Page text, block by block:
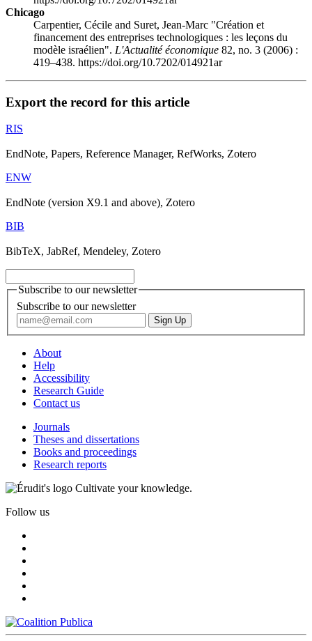
Chicago
Carpentier, Cécile and Suret, Jean-Marc "Création et
financement des entreprises technologiques : les leçons du
modèle israélien". L'Actualité économique 82, no. 3 (2006) :
419–438. https://doi.org/10.7202/014921ar
Export the record for this article
RIS
EndNote, Papers, Reference Manager, RefWorks, Zotero
ENW
EndNote (version X9.1 and above), Zotero
BIB
BibTeX, JabRef, Mendeley, Zotero
Subscribe to our newsletter
Subscribe to our newsletter
About
Help
Accessibility
Research Guide
Contact us
Journals
Theses and dissertations
Books and proceedings
Research reports
Cultivate your knowledge.
Follow us